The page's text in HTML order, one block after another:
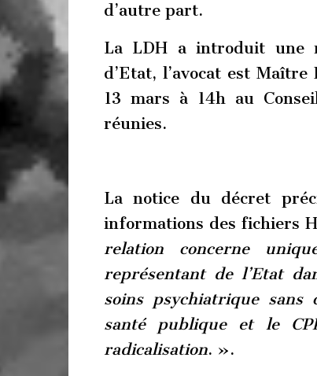
d’autre part.
La LDH a introduit une
d’Etat, l’avocat est
13 mars à 14h au
réunies.
La notice du décret
informations des fichiers
relation concerne
représentant de l’Etat
soins psychiatrique sans
santé publique et le
radicalisation. ».